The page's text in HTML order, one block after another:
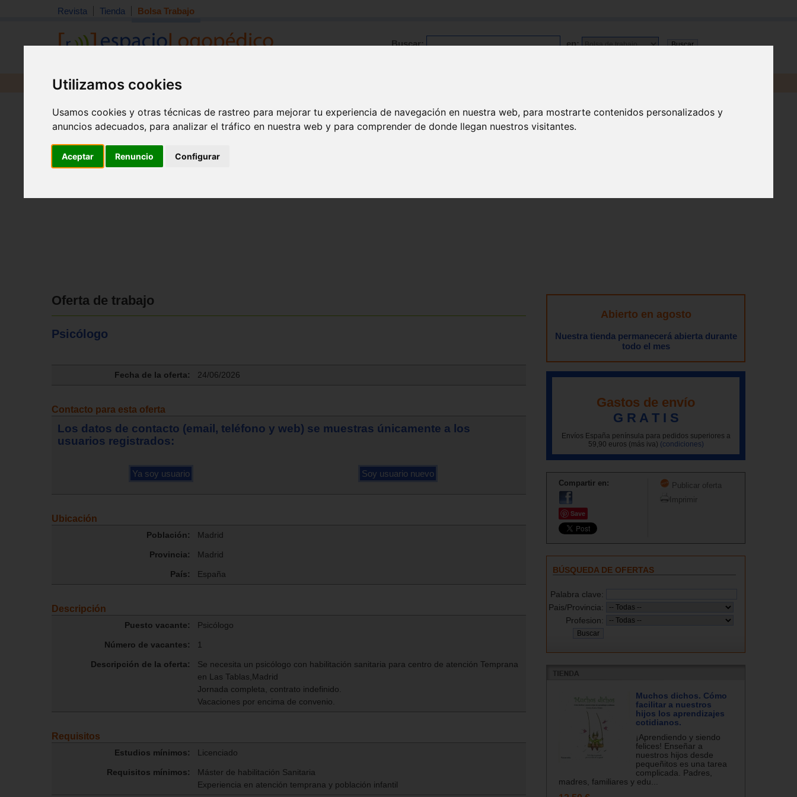
Utilizamos cookies
Usamos cookies y otras técnicas de rastreo para mejorar tu experiencia de navegación en nuestra web, para mostrarte contenidos personalizados y
anuncios adecuados, para analizar el tráfico en nuestra web y para comprender de donde llegan nuestros visitantes.
Aceptar Renuncio Configurar
Revista Tienda Bolsa Trabajo
Buscar: en:
Revista Libros Material
Oferta de trabajo
Psicólogo
Fecha de la oferta: 24/06/2026
Contacto para esta oferta
Los datos de contacto (email, teléfono y web) se muestras únicamente a los
usuarios registrados:
Ubicación
Población: Madrid
Provincia: Madrid
País: España
Descripción
Puesto vacante: Psicólogo
Número de vacantes: 1
Descripción de la oferta:
Se necesita un psicólogo con habilitación sanitaria para centro de atención Temprana
en Las Tablas,Madrid
Jornada completa, contrato indefinido.
Vacaciones por encima de convenio.
Requisitos
Estudios mínimos: Licenciado
Requisitos mínimos:
Máster de habilitación Sanitaria
Experiencia en atención temprana y población infantil
Abierto en agosto
Nuestra tienda permanecerá abierta durante
todo el mes
Gastos de envío
G R A T I S
Envíos España península para pedidos superiores a
59,90 euros (más iva) (condiciones)
Compartir en:
Save
Publicar oferta
Imprimir
BÚSQUEDA DE OFERTAS
Palabra clave:
Pais/Provincia:
Profesion:
Muchos dichos. Cómo
facilitar a nuestros
hijos los aprendizajes
cotidianos.
¡Aprendiendo y siendo
felices! Enseñar a
nuestros hijos desde
pequeñitos es una tarea
complicada. Padres,
madres, familiares y edu...